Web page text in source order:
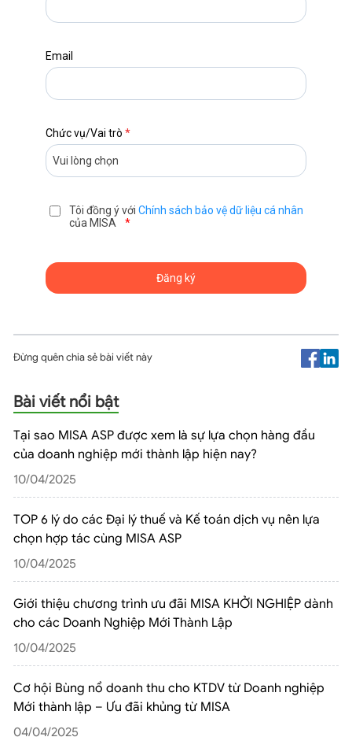
Email
Chức vụ/Vai trò *
Tôi đồng ý với Chính sách bảo vệ dữ liệu cá nhân
của MISA
*
Đừng quên chia sẻ bài viết này
Bài viết nổi bật
Tại sao MISA ASP được xem là sự lựa chọn hàng đầu
của doanh nghiệp mới thành lập hiện nay?
10/04/2025
TOP 6 lý do các Đại lý thuế và Kế toán dịch vụ nên lựa
chọn hợp tác cùng MISA ASP
10/04/2025
Giới thiệu chương trình ưu đãi MISA KHỞI NGHIỆP dành
cho các Doanh Nghiệp Mới Thành Lập
10/04/2025
Cơ hội Bùng nổ doanh thu cho KTDV từ Doanh nghiệp
Mới thành lập – Ưu đãi khủng từ MISA
04/04/2025